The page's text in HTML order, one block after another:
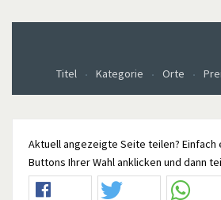
Titel Kategorie Orte
Aktuell angezeigte Seite teilen?
Buttons Ihrer Wahl anklicken und dann